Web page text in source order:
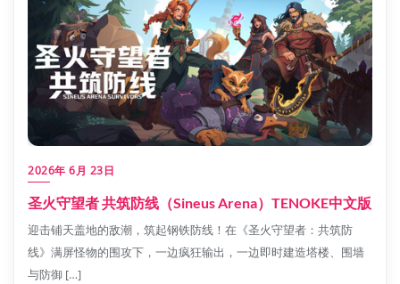
2026年 6月 23日
圣火守望者 共筑防线（Sineus Arena）TENOKE中文版
迎击铺天盖地的敌潮，筑起钢铁防线！在《圣火守望者：共筑防
线》满屏怪物的围攻下，一边疯狂输出，一边即时建造塔楼、围墙
与防御 […]